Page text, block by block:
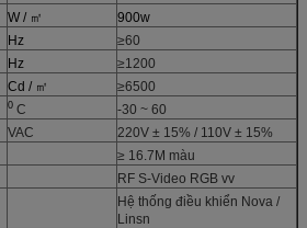
W / ㎡
900w
Hz
≥60
Hz
≥1200
Cd / ㎡
≥6500
0 C
-30 ~ 60
VAC
220V ± 15% / 110V ± 15%
≥ 16.7M màu
RF S-Video RGB vv
Hệ thống điều khiển Nova /
Linsn